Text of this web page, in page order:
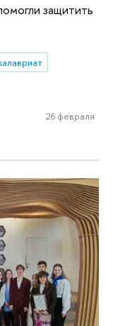
защитить
26 февраля